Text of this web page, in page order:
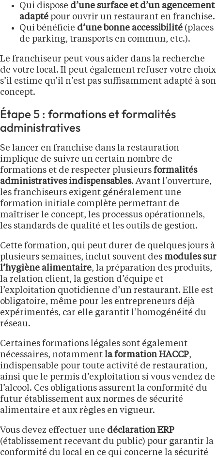
Qui dispose d’une surface et d’un agencement
adapté pour ouvrir un restaurant en franchise.
Qui bénéficie d’une bonne accessibilité (places
de parking, transports en commun, etc.).
Le franchiseur peut vous aider dans la recherche
de votre local. Il peut également refuser votre choix
s’il estime qu’il n’est pas suffisamment adapté à son
concept.
Étape 5 : formations et formalités
administratives
Se lancer en franchise dans la restauration
implique de suivre un certain nombre de
formations et de respecter plusieurs formalités
administratives indispensables. Avant l’ouverture,
les franchiseurs exigent généralement une
formation initiale complète permettant de
maîtriser le concept, les processus opérationnels,
les standards de qualité et les outils de gestion.
Cette formation, qui peut durer de quelques jours à
plusieurs semaines, inclut souvent des modules sur
l’hygiène alimentaire, la préparation des produits,
la relation client, la gestion d’équipe et
l’exploitation quotidienne d’un restaurant. Elle est
obligatoire, même pour les entrepreneurs déjà
expérimentés, car elle garantit l’homogénéité du
réseau.
Certaines formations légales sont également
nécessaires, notamment la formation HACCP,
indispensable pour toute activité de restauration,
ainsi que le permis d’exploitation si vous vendez de
l’alcool. Ces obligations assurent la conformité du
futur établissement aux normes de sécurité
alimentaire et aux règles en vigueur.
Vous devez effectuer une déclaration ERP
(établissement recevant du public) pour garantir la
conformité du local en ce qui concerne la sécurité